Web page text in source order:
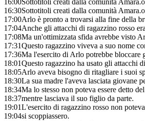
16:00Sottotitoli creati dalla comunità
16:30Sottotitoli creati dalla comunità
17:00Arlo è pronto a trovarsi alla fine della
17:04Anche gli attacchi di ragazzino rosso
17:08Ma un'ottimizzata sfida avrebbe visto
17:31Questo ragazzino viveva a suo nome
17:36Ma l'esercito di Arlo potrebbe bloccare
18:01Questo ragazzino ha usato gli attacchi
18:05Arlo aveva bisogno di ritagliare i suoi
18:30La sua madre l'aveva lasciata giovane
18:34Ma lo stesso non poteva essere detto
18:37mentre lasciava il suo figlio da parte.
19:01L'esercito di ragazzino rosso non
19:04si scoppiassero.